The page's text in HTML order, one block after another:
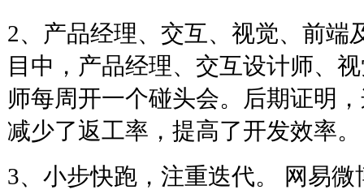
2、产品经理、交互、视觉、前端
目中，产品经理、交互设计师、
师每周开一个碰头会。后期证明
减少了返工率，提高了开发效率。
3、小步快跑，注重迭代。 网易